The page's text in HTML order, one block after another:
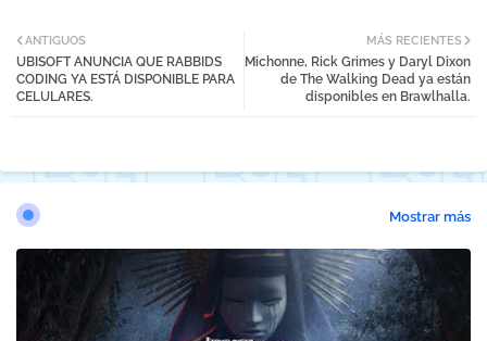
MÁS RECIENTES
Michonne, Rick Grimes y Daryl Dixon
de The Walking Dead ya están
disponibles en Brawlhalla.
ANTIGUOS
UBISOFT ANUNCIA QUE RABBIDS
CODING YA ESTÁ DISPONIBLE PARA
CELULARES.
Mostrar más